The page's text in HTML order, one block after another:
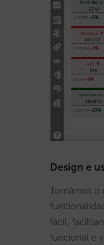
Design e
Tornámos o
fácil,
funcional e